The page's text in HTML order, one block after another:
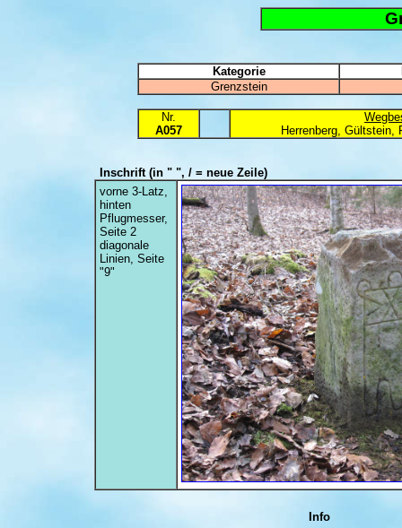
Kategorie
Grenzstein
Nr.
A057
Herrenberg, Gültstein,
Inschrift(in " ", / = neue Zeile)
vorne 3-Latz,
hinten
Pflugmesser,
Seite 2
diagonale
Linien, Seite
"9"
Info